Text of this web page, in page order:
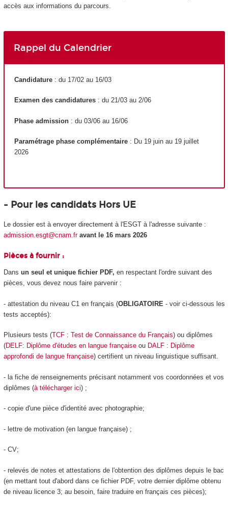
accès aux informations du parcours.
Rappel du Calendrier
Candidature : du 17/02 au 16/03
Examen des candidatures : du 21/03 au 2/06
Phase admission : du 03/06 au 16/06
Paramétrage phase complémentaire : Du 19 juin au 19 juillet
2026
- Pour les candidats Hors UE
Le dossier est à envoyer directement à l'ESGT à l'adresse suivante :
admission.esgt@cnam.fr avant le 16 mars 2026
Pièces à fournir :
Dans un seul et unique fichier PDF, en respectant l'ordre suivant des
pièces, vous devez nous faire parvenir :
- attestation du niveau C1 en français (OBLIGATOIRE - voir ci-dessous les
tests acceptés):
Plusieurs tests (TCF : Test de Connaissance du Français) ou diplômes
(DELF: Diplôme d'études en langue françaiseou DALF : Diplôme
approfondi de langue française) certifient un niveau linguistique suffisant.
- la fiche de renseignements précisant notamment vos coordonnées et vos
diplômes (à télécharger ici) ;
- copie d'une pièce d'identité avec photographie;
- lettre de motivation (en langue française) ;
- CV;
- relevés de notes et attestations de l'obtention des diplômes depuis le bac
(en mettant tout d'abord dans ce fichier PDF, votre dernier diplôme obtenu
de niveau licence 3; au besoin, faire traduire en français ces pièces);